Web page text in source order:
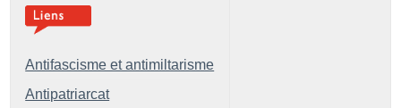
Antifascisme et antimiltarisme
Antipatriarcat